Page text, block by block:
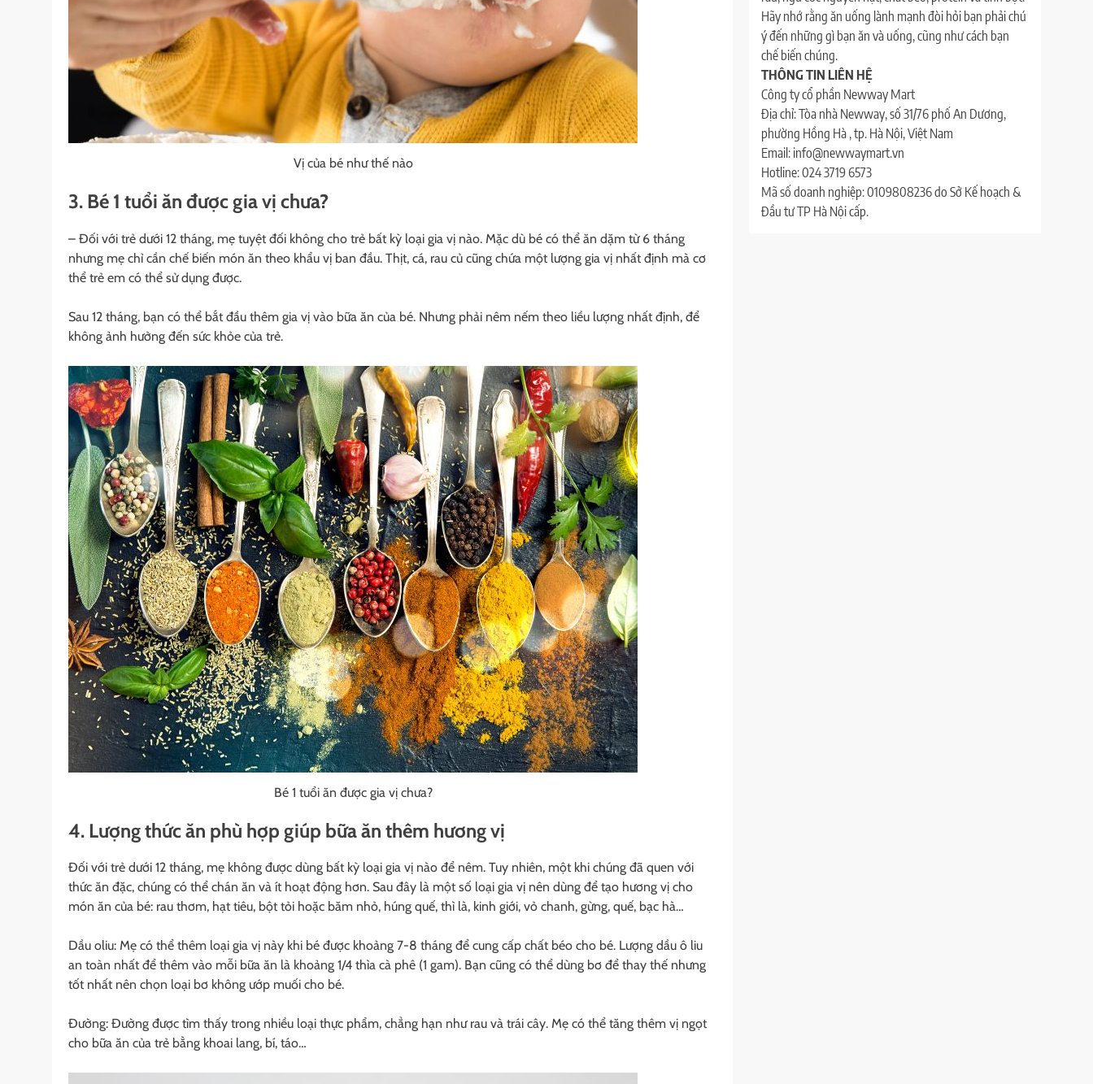
Vị của bé như thế nào
3. Bé 1 tuổi ăn được gia vị chưa?
– Đối với trẻ dưới 12 tháng, mẹ tuyệt đối không cho trẻ bất kỳ loại gia vị nào. Mặc dù bé có thể ăn dặm từ 6 tháng
nhưng mẹ chỉ cần chế biến món ăn theo khẩu vị ban đầu. Thịt, cá, rau củ cũng chứa một lượng gia vị nhất định mà cơ
thể trẻ em có thể sử dụng được.
Sau 12 tháng, bạn có thể bắt đầu thêm gia vị vào bữa ăn của bé. Nhưng phải nêm nếm theo liều lượng nhất định, để
không ảnh hưởng đến sức khỏe của trẻ.
Bé 1 tuổi ăn được gia vị chưa?
4. Lượng thức ăn phù hợp giúp bữa ăn thêm hương vị
Đối với trẻ dưới 12 tháng, mẹ không được dùng bất kỳ loại gia vị nào để nêm. Tuy nhiên, một khi chúng đã quen với
thức ăn đặc, chúng có thể chán ăn và ít hoạt động hơn. Sau đây là một số loại gia vị nên dùng để tạo hương vị cho
món ăn của bé: rau thơm, hạt tiêu, bột tỏi hoặc băm nhỏ, húng quế, thì là, kinh giới, vỏ chanh, gừng, quế, bạc hà…
Dầu oliu: Mẹ có thể thêm loại gia vị này khi bé được khoảng 7-8 tháng để cung cấp chất béo cho bé. Lượng dầu ô liu
an toàn nhất để thêm vào mỗi bữa ăn là khoảng 1/4 thìa cà phê (1 gam). Bạn cũng có thể dùng bơ để thay thế nhưng
tốt nhất nên chọn loại bơ không ướp muối cho bé.
Đường: Đường được tìm thấy trong nhiều loại thực phẩm, chẳng hạn như rau và trái cây. Mẹ có thể tăng thêm vị ngọt
cho bữa ăn của trẻ bằng khoai lang, bí, táo…
Hãy nhớ rằng ăn uống lành mạnh đòi hỏi bạn phải chú
ý đến những gì bạn ăn và uống, cũng như cách bạn
chế biến chúng.
THÔNG TIN LIÊN HỆ
Công ty cổ phần Newway Mart
Địa chỉ: Tòa nhà Newway, số 31/76 phố An Dương,
phường Hồng Hà , tp. Hà Nội, Việt Nam
Email: info@newwaymart.vn
Hotline: 024 3719 6573
Mã số doanh nghiệp: 0109808236 do Sở Kế hoạch &
Đầu tư TP Hà Nội cấp.